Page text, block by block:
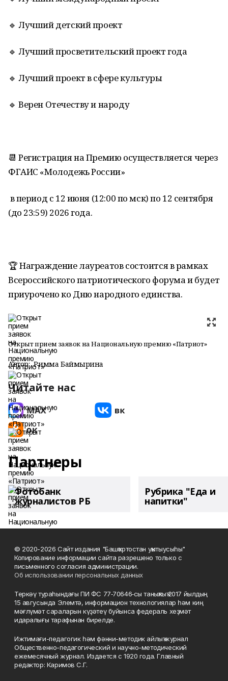
🔹 Лучший детский проект
🔹 Лучший просветительский проект года
🔹 Лучший проект в сфере культуры
🔹 Верен Отечеству и народу
📆 Регистрация на Премию осуществляется через
ФГАИС «Молодежь России»
в период с 12 июня (12:00 по мск) по 12 сентября
(до 23:59) 2026 года.
🏆 Награждение лауреатов состоится в рамках
Всероссийского патриотического форума и будет
приурочено ко Дню народного единства.
Открыт прием заявок на Национальную премию «Патриот»
Автор: Римма Баймырҙина
Читайте нас
Партнеры
Фотобанк
журналистов РБ
Рубрика "Еда и
напитки"
© 2020-2026 Сайт издания "Башҡортостан уҡытыусыһы"
Копирование информации сайта разрешено только с
письменного согласия администрации.
Об использовании персональных данных
Теркәү тураһындағы ПИ ФС 77‑70646‑сы таныҡлыҡ 2017 йылдың
15 авгусында Элемтә, информацион технологиялар һәм киң
мәғлүмәт сараларын күҙәтеү буйынса федераль хеҙмәт
идаралығы тарафынан бирелде.
Ижтимағи-педагогик һәм фәнни-методик айлыҡ журнал
Общественно-педагогический и научно-методический
ежемесячный журнал. Издается с 1920 года. Главный
редактор: Каримов С.Г.